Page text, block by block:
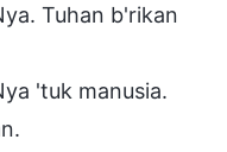
Tuhan b'rikan
'tuk manusia.